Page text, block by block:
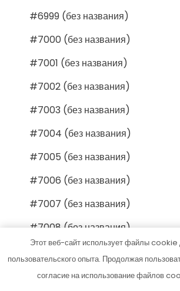
#6999 (без названия)
#7000 (без названия)
#7001 (без названия)
#7002 (без названия)
#7003 (без названия)
#7004 (без названия)
#7005 (без названия)
#7006 (без названия)
#7007 (без названия)
#7008 (без названия)
#7009 (без названия)
#7010 (без названия)
Этот веб-сайт использует файлы
пользовательского опыта. Продолжая
согласие на использование файлов